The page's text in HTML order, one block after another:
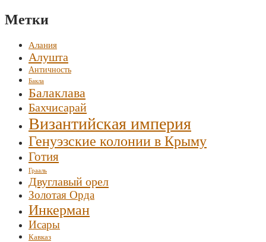
Метки
Алания
Алушта
Античность
Бакла
Балаклава
Бахчисарай
Византийская империя
Генуэзские колонии в Крыму
Готия
Грааль
Двуглавый орел
Золотая Орда
Инкерман
Исары
Кавказ